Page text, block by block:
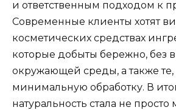
и ответственным подходом к
Современные клиенты хотят
косметических средствах
которые добыты бережно, без
окружающей среды, а также
минимальную обработку. В
натуральность стала не